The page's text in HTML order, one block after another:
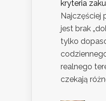
kryteria
Najczęściej
jest brak
tylko
realnego
czekają